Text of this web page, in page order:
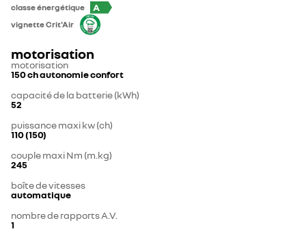
classe énergétique
A
vignette Crit'Air
motorisation
motorisation
150 ch autonomie confort
capacité de la batterie (kWh)
52
puissance maxi kw (ch)
110 (150)
couple maxi Nm (m.kg)
245
boîte de vitesses
automatique
nombre de rapports A.V.
1